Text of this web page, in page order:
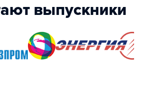
выпускники